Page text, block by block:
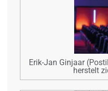
Erik-Jan Ginjaar
herstelt